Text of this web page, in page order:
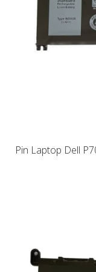
Pin Laptop Dell